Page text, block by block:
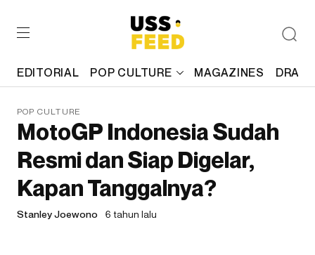
EDITORIAL POP CULTURE MAGAZINES
POP CULTURE
MotoGP Indonesia Sudah
Resmi dan Siap Digelar,
Kapan Tanggalnya?
Stanley Joewono 6 tahun lalu